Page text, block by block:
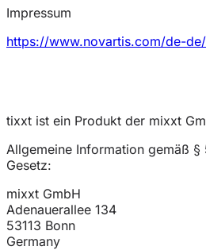
Impressum
https://www.novartis.com/de-
tixxt ist ein Produkt der mixxt
Allgemeine Information gemäß
Gesetz:
mixxt GmbH
Adenauerallee 134
53113 Bonn
Germany